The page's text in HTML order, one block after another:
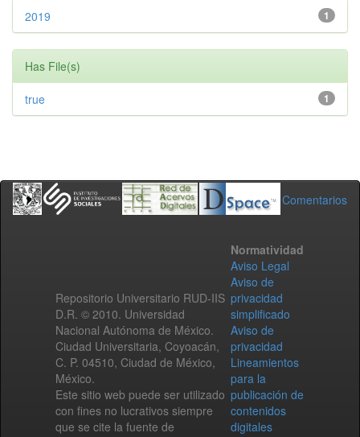
1
2019
Has File(s)
1
true
Comentarios
Repositorio Universitario RUD-IIS
D.R. © 2010. Universidad
Nacional Autónoma de México.
Ciudad Universitaria, Coyoacán,
C. P. 04510, Ciudad de México,
México.
Este sitio web puede ser utilizado
con fines no lucrativos siempre
que se cite la fuente de
Normatividad
Aviso Legal
Aviso de
privacidad
simplificado
Aviso de
privacidad
Lineamientos
para la
publicación de
contenidos
digitales